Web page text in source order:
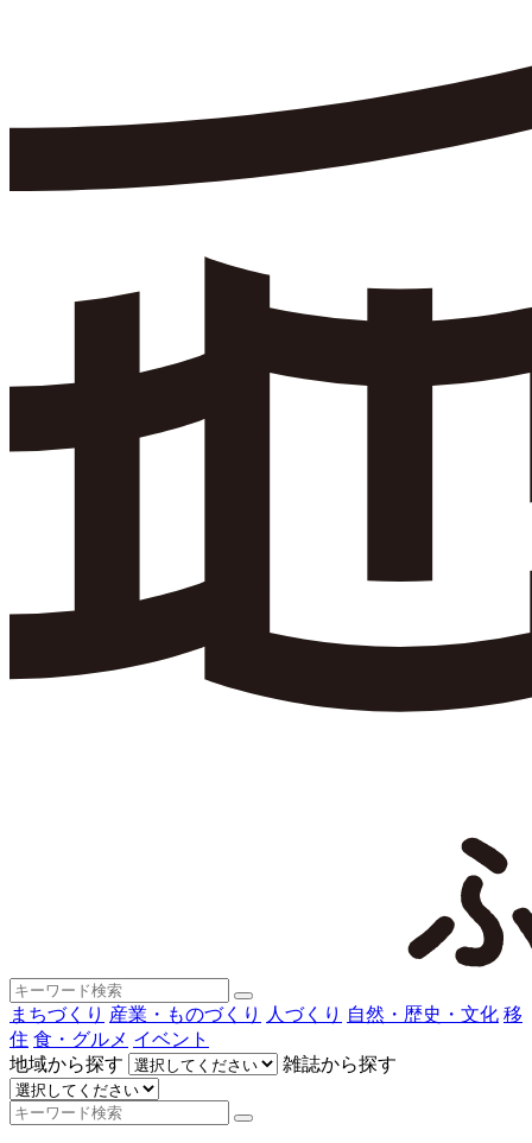
まちづくり 産業・ものづくり 人づくり 自然・歴史・文化 移
住 食・グルメ イベント
地域から探す
雑誌から探す